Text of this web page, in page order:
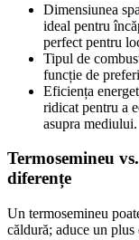
Dimensiunea
ideal pentru
perfect pentru
Tipul de
funcție de
Eficiența
ridicat pentru a
asupra mediului.
Termosemineu
diferențe
Un termosemineu
căldură; aduce un